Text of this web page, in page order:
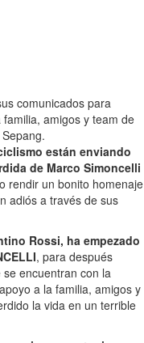
comunicados para
amigos y team de
están enviando
de Marco Simoncelli
rendir un bonito homenaje
adiós a través de sus
Rossi, ha empezado
, para después
encuentran con la
a la familia, amigos y
la vida en un terrible